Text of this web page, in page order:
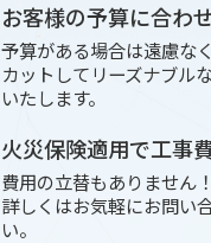
お客様の予算に合わ
予算がある場合は遠慮な
カットしてリーズナブル
いたします。
火災保険適用で工事
費用の立替もありません！
詳しくはお気軽にお問い
い。